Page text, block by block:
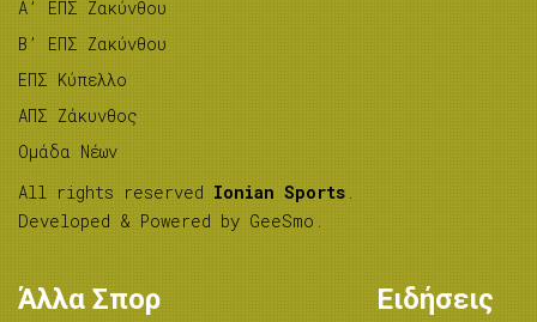
A’ ΕΠΣ Ζακύνθου
B’ ΕΠΣ Ζακύνθου
ΕΠΣ Κύπελλο
ΑΠΣ Ζάκυνθος
Ομάδα Νέων
All rights reserved Ionian Sports
Developed & Powered by GeeSmo
Άλλα Σπορ Ειδήσεις